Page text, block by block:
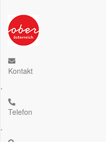
Kontakt
.
Telefon
.